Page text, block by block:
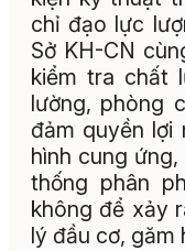
chỉ đạo lực
Sở KH-CN
kiểm tra chất
lường, phòng
đảm quyền lợi
hình cung
thống phân
không để xảy
lý đầu cơ, găm